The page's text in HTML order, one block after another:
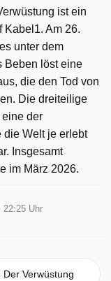
ist ein
Kabel1. Am 26.
unter dem
Beben löst eine
die den Tod von
Die dreiteilige
der
die Welt je erlebt
Insgesamt
im März 2026.
22:25 Uhr
Verwüstung